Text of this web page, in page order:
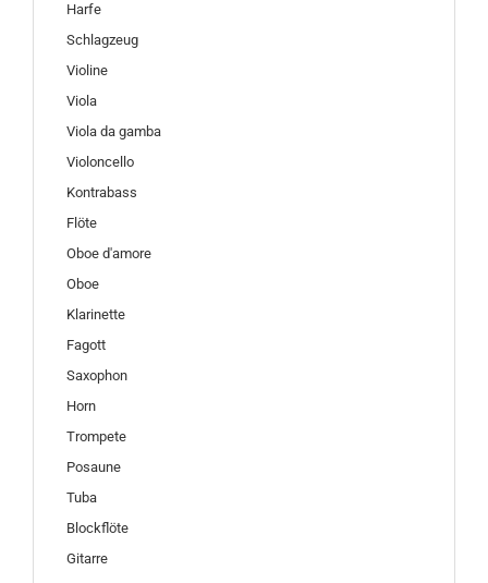
Harfe
Schlagzeug
Violine
Viola
Viola da gamba
Violoncello
Kontrabass
Flöte
Oboe d'amore
Oboe
Klarinette
Fagott
Saxophon
Horn
Trompete
Posaune
Tuba
Blockflöte
Gitarre